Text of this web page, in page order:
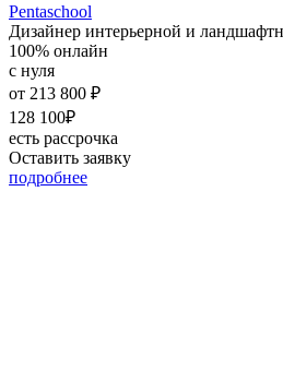
Pentaschool
Дизайнер интерьерной и
100% онлайн
с нуля
от 213 800 ₽
128 100₽
есть рассрочка
Оставить заявку
подробнее